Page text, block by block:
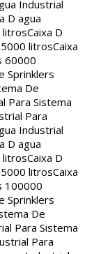
Industrial
D agua
litrosCaixa D
litrosCaixa
60000
Sprinklers
De
Para Sistema
Para
Industrial
D agua
litrosCaixa D
litrosCaixa
100000
Sprinklers
De
Para Sistema
Para